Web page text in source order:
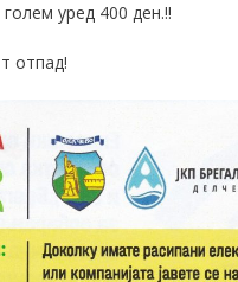
уред 400 ден.!!
отпад!